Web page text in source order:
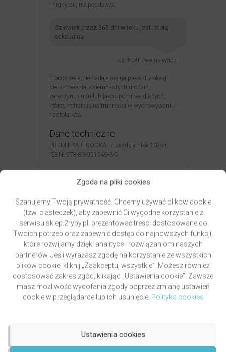
Zgoda na pliki cookies
Szanujemy Twoją prywatność. Chcemy używać plików cookie
(tzw. ciasteczek), aby zapewnić Ci wygodne korzystanie z
serwisu sklep.2ryby.pl, prezentować treści dostosowane do
Twoich potrzeb oraz zapewnić dostęp do najnowszych funkcji,
które rozwijamy dzięki analityce i rozwiązaniom naszych
partnerów. Jeśli wyrażasz zgodę na korzystanie ze wszystkich
plików cookie, kliknij „Zaakceptuj wszystkie”. Możesz również
dostosować zakres zgód, klikając „Ustawienia cookie”. Zawsze
masz możliwość wycofania zgody poprzez zmianę ustawień
cookie w przeglądarce lub ich usunięcie. Polityka cookies
Ustawienia cookies
i nigdy się nie poddawać!
Człowiek przez 365 dni w roku jest istotą
seksualną
Ks. Piotr Pawlukiewicz
E-book świetnie nadaje się na prezent z okazji
bierzmowania, osiemnastych urodzin,
zaręczyn, ślubu lub jako upominek dla tych,
którzy natrafiają na trudności w wychowywaniu
nastolatków.
Dane techniczne
PREMIERA E-BOOKA: 7 października 202o r.
ISBN: 978-83-951549-3-5
Patronat
Co powiesz na to…